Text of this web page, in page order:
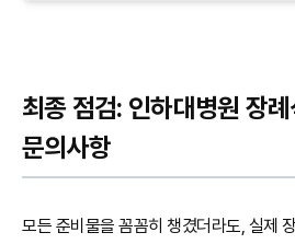
최종 점검: 인하대병원 장
문의사항
모든 준비물을 꼼꼼히 챙겼더라도, 실제